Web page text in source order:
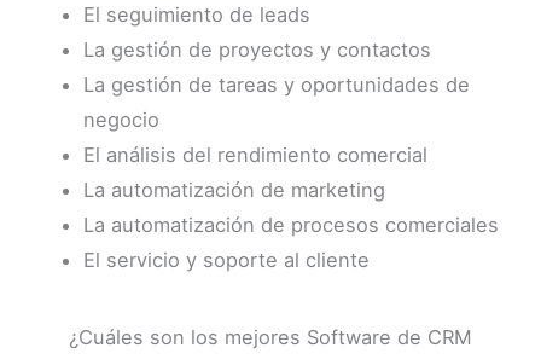
El seguimiento de leads
La gestión de proyectos y contactos
La gestión de tareas y oportunidades de
negocio
El análisis del rendimiento comercial
La automatización de marketing
La automatización de procesos comerciales
El servicio y soporte al cliente
¿Cuáles son los mejores Software de CRM